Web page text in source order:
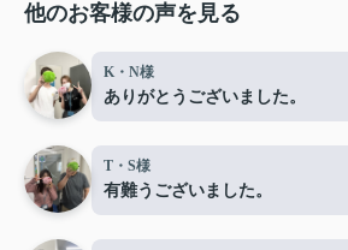
他のお客様の声を見る
K・N様
ありがとうございました。
T・S様
有難うございました。